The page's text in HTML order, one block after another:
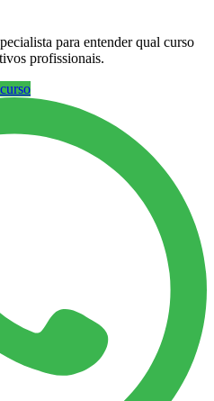
para entender qual curso
profissionais.